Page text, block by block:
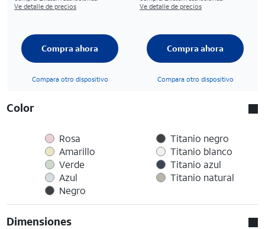
Ve detalle de precios
Ve detalle de precios
Compra ahora
Compara otro dispositivo
Compra ahora
Compara otro dispositivo
Color
Rosa
Amarillo
Verde
Azul
Negro
Titanio negro
Titanio blanco
Titanio azul
Titanio natural
Dimensiones